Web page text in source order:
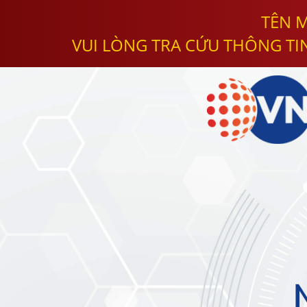
TÊN
VUI LÒNG TRA CỨU THÔNG